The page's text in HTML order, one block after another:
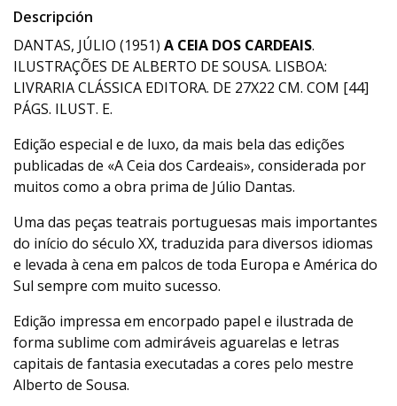
Descripción
DANTAS, JÚLIO (1951) A CEIA DOS CARDEAIS.
ILUSTRAÇÕES DE ALBERTO DE SOUSA. LISBOA:
LIVRARIA CLÁSSICA EDITORA. DE 27X22 CM. COM [44]
PÁGS. ILUST. E.
Edição especial e de luxo, da mais bela das edições
publicadas de «A Ceia dos Cardeais», considerada por
muitos como a obra prima de Júlio Dantas.
Uma das peças teatrais portuguesas mais importantes
do início do século XX, traduzida para diversos idiomas
e levada à cena em palcos de toda Europa e América do
Sul sempre com muito sucesso.
Edição impressa em encorpado papel e ilustrada de
forma sublime com admiráveis aguarelas e letras
capitais de fantasia executadas a cores pelo mestre
Alberto de Sousa.